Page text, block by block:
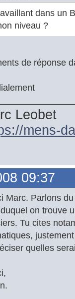
dans un
niveau ?
de réponse
Leobet
mens-
09:37
Marc. Parlons
on trouve
Tu cites
quelles